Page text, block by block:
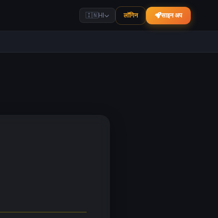
🇮🇳HI लॉगिन साइन अप